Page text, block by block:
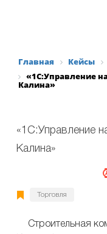
Главная Кейсы
«1С:Управление
Калина»
«1С:Управление
Калина»
Торговля
Строительная